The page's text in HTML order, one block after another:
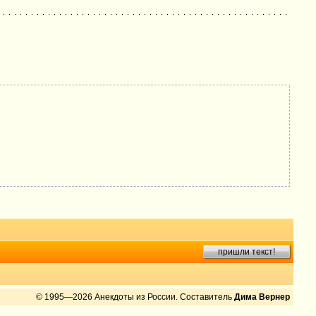
пришли текст!
© 1995—2026 Анекдоты из России. Составитель Дима Вернер